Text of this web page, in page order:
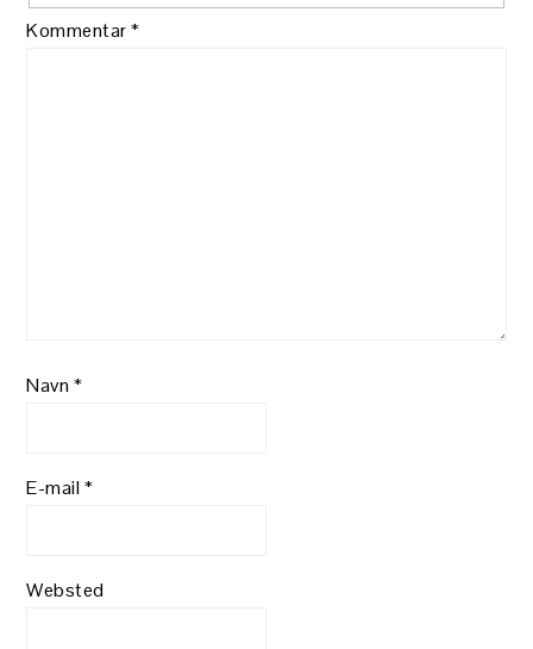
Kommentar*
Navn *
E-mail*
Websted